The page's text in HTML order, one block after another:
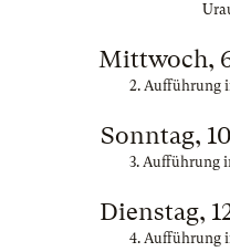
Mittwoch,
2. Aufführung
Sonntag,
3. Aufführung
Dienstag,
4. Aufführung